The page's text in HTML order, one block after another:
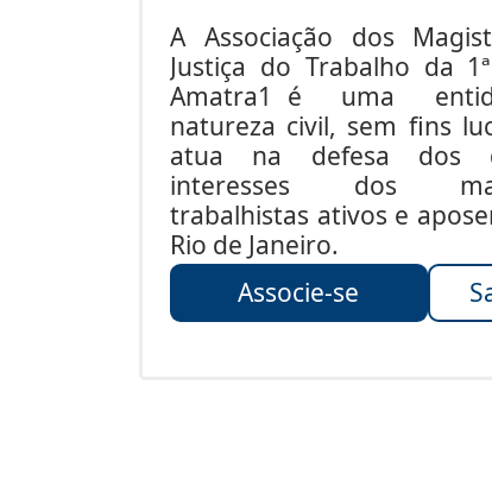
A Associação dos
Justiça do Trabalho da
Amatra1 é uma
natureza civil, sem fins
atua na defesa dos
interesses dos
trabalhistas ativos e
Rio de Janeiro.
Associe-se